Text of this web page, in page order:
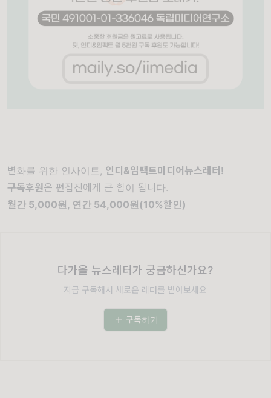
변화를 위한 인사이트, 인디&임팩트미디어뉴스레터!
구독후원은 편집진에게 큰 힘이 됩니다.
월간 5,000원, 연간 54,000원(10%할인)
다가올 뉴스레터가 궁금하신가요?
지금 구독해서 새로운 레터를 받아보세요
구독하기